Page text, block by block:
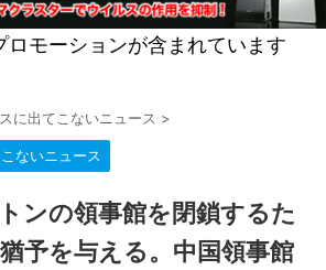
ロモーションが含まれています
に出てこないニュース >
ないニュース
ンの領事館を閉鎖するた
予を与える。中国領事館